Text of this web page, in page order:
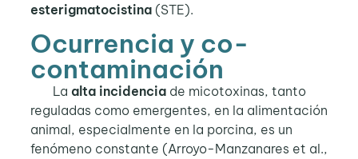
esterigmatocistina (STE).
Ocurrencia y co-
contaminación
La alta incidenciade micotoxinas, tanto
reguladas como emergentes, en la alimentación
animal, especialmente en la porcina, es un
fenómeno constante (Arroyo-Manzanares et al.,